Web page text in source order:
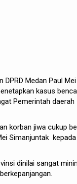
DPRD Medan Paul Mei
kasus
Pemerintah daerah
korban jiwa cukup
Simanjuntak kepada
dinilai sangat